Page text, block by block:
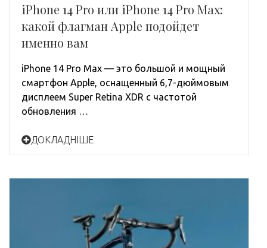
iPhone 14 Pro или iPhone 14 Pro Max:
какой флагман Apple подойдет
именно вам
iPhone 14 Pro Max — это большой и мощный
смартфон Apple, оснащенный 6,7-дюймовым
дисплеем Super Retina XDR с частотой
обновления …
ДОКЛАДНІШЕ